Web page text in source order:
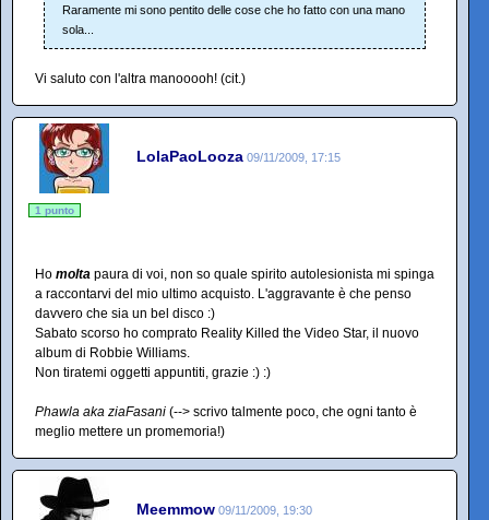
Raramente mi sono pentito delle cose che ho fatto con una mano
sola...
Vi saluto con l'altra manooooh! (cit.)
LolaPaoLooza 09/11/2009, 17:15
1 punto
Ho molta paura di voi, non so quale spirito autolesionista mi spinga
a raccontarvi del mio ultimo acquisto. L'aggravante è che penso
davvero che sia un bel disco :)
Sabato scorso ho comprato Reality Killed the Video Star, il nuovo
album di Robbie Williams.
Non tiratemi oggetti appuntiti, grazie :) :)
Phawla aka ziaFasani (--> scrivo talmente poco, che ogni tanto è
meglio mettere un promemoria!)
Meemmow 09/11/2009, 19:30